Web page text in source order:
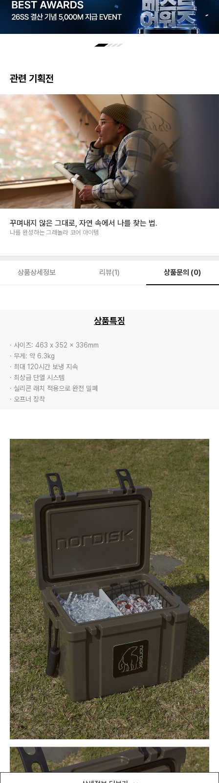
관련 기획전
꾸며내지 않은 그대로, 자연 속에서 나를 찾는 법.
나를 완성하는 그래놀라 코어 아이템
상품상세정보 리뷰(1) 상품문의 (0)
상품특징
· 사이즈: 463 x 352 x 336mm
· 무게: 약 6.3kg
· 최대 120시간 보냉 지속
· 최상급 단열 시스템
· 실리콘 래치 적용으로 완전 밀폐
· 오프너 장착